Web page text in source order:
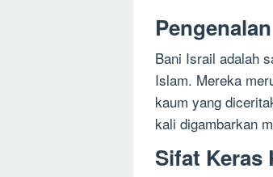
Pengenalan
Bani Israil adalah
Islam. Mereka
kaum yang
kali digambarkan
Sifat Keras